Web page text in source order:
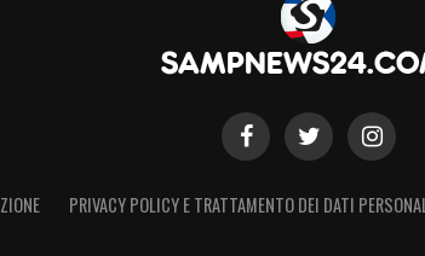
PRIVACY POLICY E TRATTAMENTO DEI DATI